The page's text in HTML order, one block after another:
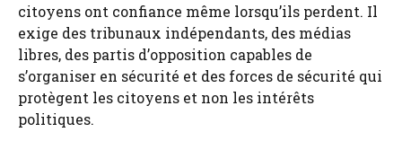
citoyens ont confiance même lorsqu’ils perdent. Il
exige des tribunaux indépendants, des médias
libres, des partis d’opposition capables de
s’organiser en sécurité et des forces de sécurité qui
protègent les citoyens et non les intérêts
politiques.